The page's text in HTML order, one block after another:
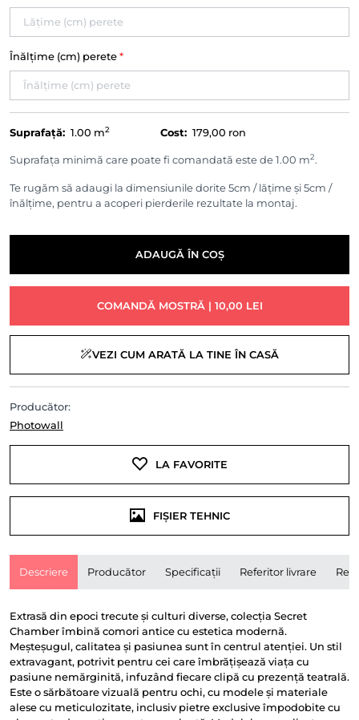
Înălțime (cm) perete *
Suprafață: 1.00 m2 Cost: 179,00 ron
Suprafața minimă care poate fi comandată este de 1.00 m2.
Te rugăm să adaugi la dimensiunile dorite 5cm / lățime și 5cm /
înălțime, pentru a acoperi pierderile rezultate la montaj.
ADAUGĂ ÎN COȘ
COMANDĂ MOSTRĂ | 10,00 LEI
VEZI CUM ARATĂ LA TINE ÎN CASĂ
Producător:
Photowall
LA FAVORITE
FIȘIER TEHNIC
Descriere Producător Specificații Referitor livrare
Extrasă din epoci trecute și culturi diverse, colecția Secret
Chamber îmbină comori antice cu estetica modernă.
Meșteșugul, calitatea și pasiunea sunt în centrul atenției. Un stil
extravagant, potrivit pentru cei care îmbrățișează viața cu
pasiune nemărginită, infuzând fiecare clipă cu prezență teatrală.
Este o sărbătoare vizuală pentru ochi, cu modele și materiale
alese cu meticulozitate, inclusiv pietre exclusive împodobite cu